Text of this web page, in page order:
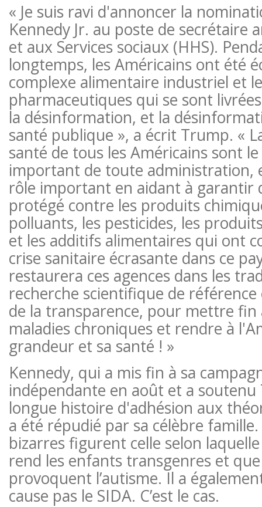
« Je suis ravi d'annoncer la
Kennedy Jr. au poste de secrétaire
et aux Services sociaux (HHS).
longtemps, les Américains ont été
complexe alimentaire industriel et
pharmaceutiques qui se sont
la désinformation, et la
santé publique », a écrit Trump. «
santé de tous les Américains sont
important de toute administration,
rôle important en aidant à garantir
protégé contre les produits
polluants, les pesticides, les
et les additifs alimentaires qui ont
crise sanitaire écrasante dans ce
restaurera ces agences dans les
recherche scientifique de référence
de la transparence, pour mettre fin
maladies chroniques et rendre à
grandeur et sa santé ! »
Kennedy, qui a mis fin à sa
indépendante en août et a
longue histoire d'adhésion aux
a été répudié par sa célèbre
bizarres figurent celle selon
rend les enfants transgenres et que
provoquent l’autisme. Il a
cause pas le SIDA. C’est le cas.